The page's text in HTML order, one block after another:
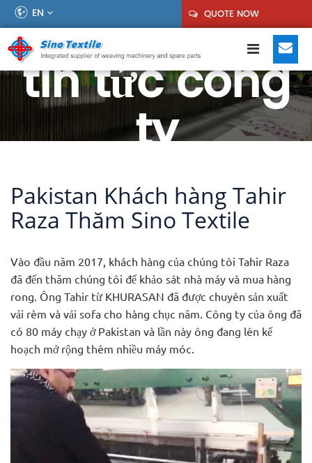
EN QUOTE NOW
tin tức công
ty
Pakistan Khách hàng Tahir
Raza Thăm Sino Textile
Vào đầu năm 2017, khách hàng của chúng tôi Tahir Raza
đã đến thăm chúng tôi để khảo sát nhà máy và mua hàng
rong. Ông Tahir từ KHURASAN đã được chuyên sản xuất
vải rèm và vải sofa cho hàng chục năm. Công ty của ông đã
có 80 máy chạy ở Pakistan và lần này ông đang lên kế
hoạch mở rộng thêm nhiều máy móc.